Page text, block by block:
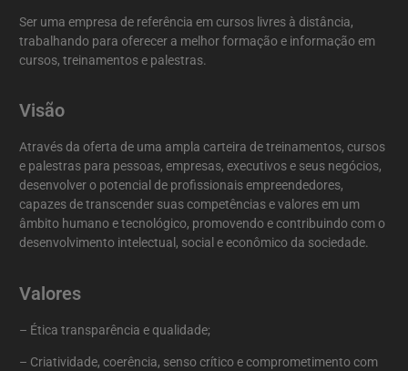
Ser uma empresa de referência em cursos livres à distância,
trabalhando para oferecer a melhor formação e informação em
cursos, treinamentos e palestras.
Visão
Através da oferta de uma ampla carteira de treinamentos, cursos
e palestras para pessoas, empresas, executivos e seus negócios,
desenvolver o potencial de profissionais empreendedores,
capazes de transcender suas competências e valores em um
âmbito humano e tecnológico, promovendo e contribuindo com o
desenvolvimento intelectual, social e econômico da sociedade.
Valores
– Ética transparência e qualidade;
– Criatividade, coerência, senso crítico e comprometimento com